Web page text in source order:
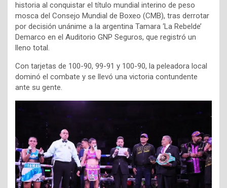
historia al conquistar el título mundial interino de peso
mosca del Consejo Mundial de Boxeo (CMB), tras derrotar
por decisión unánime a la argentina Tamara ‘La Rebelde’
Demarco en el Auditorio GNP Seguros, que registró un
lleno total.
Con tarjetas de 100-90, 99-91 y 100-90, la peleadora local
dominó el combate y se llevó una victoria contundente
ante su gente.